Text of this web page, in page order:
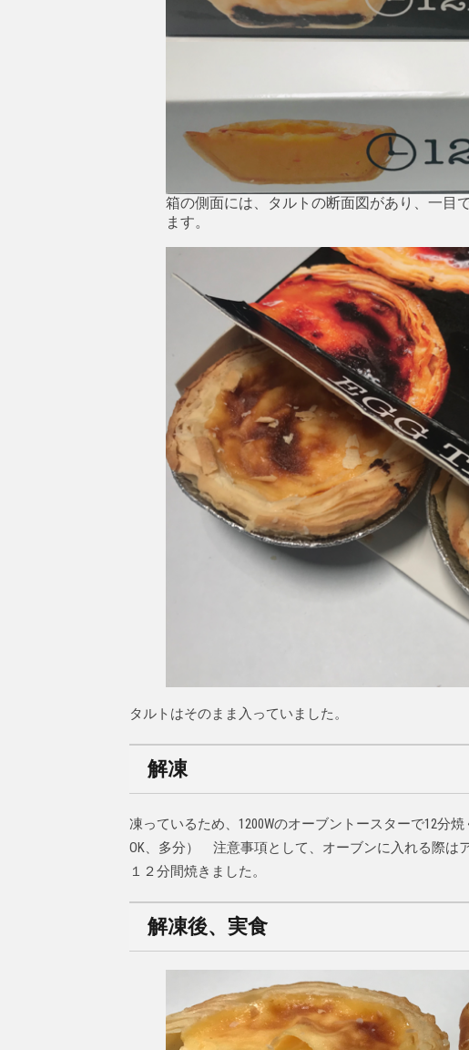
箱の側面には、タルトの断面図があり、一目
ます。
タルトはそのまま入っていました。
解凍
凍っているため、1200Wのオーブントースターで12分
OK、多分） 注意事項として、オーブンに入れる際は
１２分間焼きました。
解凍後、実食